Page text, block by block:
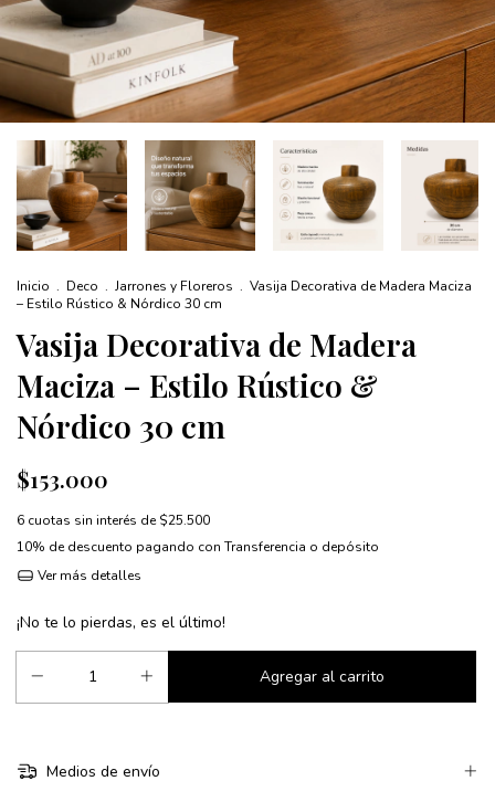
Inicio . Deco . Jarrones y Floreros . Vasija Decorativa de Madera Maciza
– Estilo Rústico & Nórdico 30 cm
Vasija Decorativa de Madera
Maciza – Estilo Rústico &
Nórdico 30 cm
$153.000
6 cuotas sin interés de$25.500
10% de descuento pagando con Transferencia o depósito
Ver más detalles
¡No te lo pierdas, es el último!
Medios de envío